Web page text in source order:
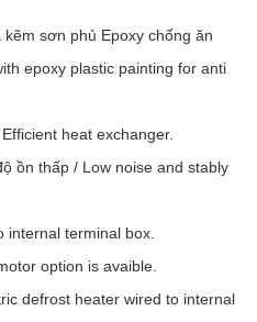
sơn phủ Epoxy chống ăn
epoxy plastic painting for anti
heat exchanger.
ồn thấp / Low noise and stably
internal terminal box.
option is avaible.
defrost heater wired to internal